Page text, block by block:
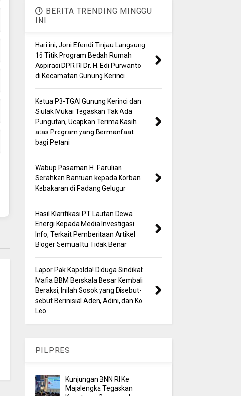
BERITA TRENDING MINGGU
INI
Hari ini; Joni Efendi Tinjau Langsung
16 Titik Program Bedah Rumah
Aspirasi DPR RI Dr. H. Edi Purwanto
di Kecamatan Gunung Kerinci
Ketua P3-TGAI Gunung Kerinci dan
Siulak Mukai Tegaskan Tak Ada
Pungutan, Ucapkan Terima Kasih
atas Program yang Bermanfaat
bagi Petani
Wabup Pasaman H. Parulian
Serahkan Bantuan kepada Korban
Kebakaran di Padang Gelugur
Hasil Klarifikasi PT Lautan Dewa
Energi Kepada Media Investigasi
Info, Terkait Pemberitaan Artikel
Bloger Semua Itu Tidak Benar
Lapor Pak Kapolda! Diduga Sindikat
Mafia BBM Berskala Besar Kembali
Beraksi, Inilah Sosok yang Disebut-
sebut Berinisial Aden, Adini, dan Ko
Leo
PILPRES
Kunjungan BNN RI Ke
Majalengka Tegaskan